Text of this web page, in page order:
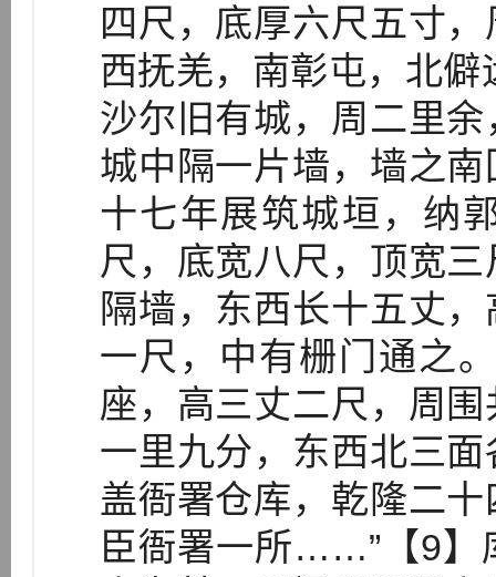
四尺，底厚六尺五寸
西抚羌，南彰屯，北僻
沙尔旧有城，周二里
城中隔一片墙，墙之
十七年展筑城垣，纳
尺，底宽八尺，顶宽
隔墙，东西长十五丈
一尺，中有栅门通之
座，高三丈二尺，周
一里九分，东西北三
盖衙署仓库，乾隆二
臣衙署一所……”【9】